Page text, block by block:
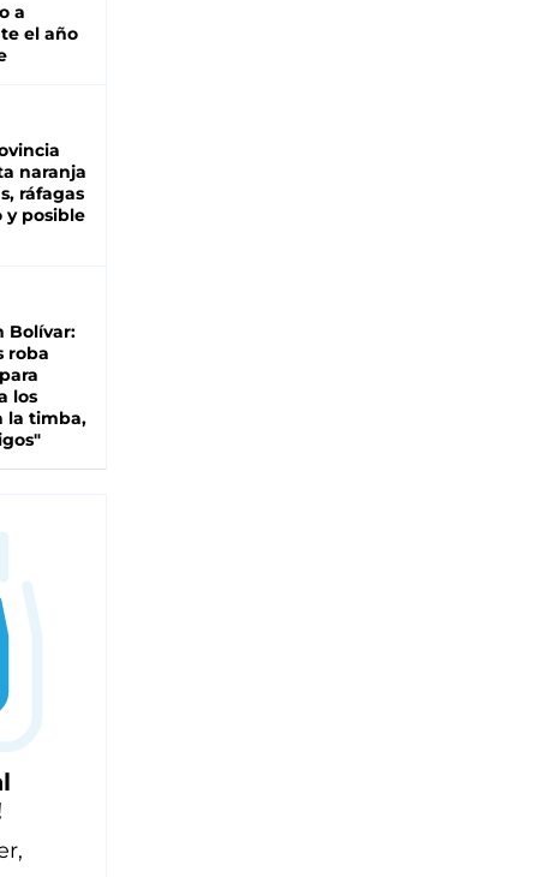
a
el año
naranja
ráfagas
y posible
Bolívar:
roba
los
la timba,